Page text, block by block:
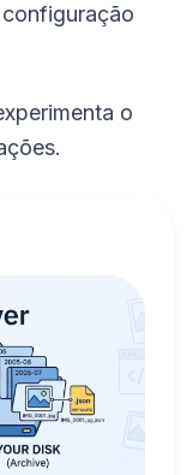
o